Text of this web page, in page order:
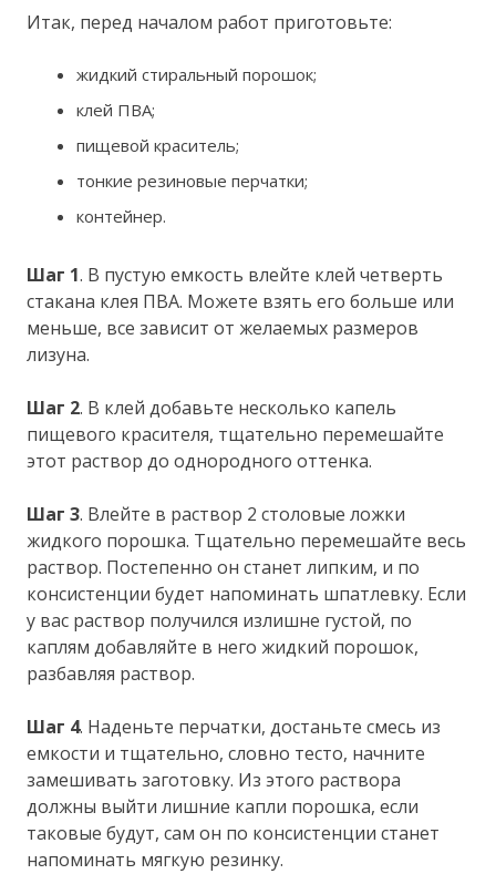
Итак, перед началом работ приготовьте:
жидкий стиральный порошок;
клей ПВА;
пищевой краситель;
тонкие резиновые перчатки;
контейнер.
Шаг 1. В пустую емкость влейте клей четверть
стакана клея ПВА. Можете взять его больше или
меньше, все зависит от желаемых размеров
лизуна.
Шаг 2. В клей добавьте несколько капель
пищевого красителя, тщательно перемешайте
этот раствор до однородного оттенка.
Шаг 3. Влейте в раствор 2 столовые ложки
жидкого порошка. Тщательно перемешайте весь
раствор. Постепенно он станет липким, и по
консистенции будет напоминать шпатлевку. Если
у вас раствор получился излишне густой, по
каплям добавляйте в него жидкий порошок,
разбавляя раствор.
Шаг 4. Наденьте перчатки, достаньте смесь из
емкости и тщательно, словно тесто, начните
замешивать заготовку. Из этого раствора
должны выйти лишние капли порошка, если
таковые будут, сам он по консистенции станет
напоминать мягкую резинку.